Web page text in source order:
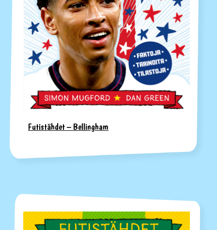
Futistähdet – Bellingham